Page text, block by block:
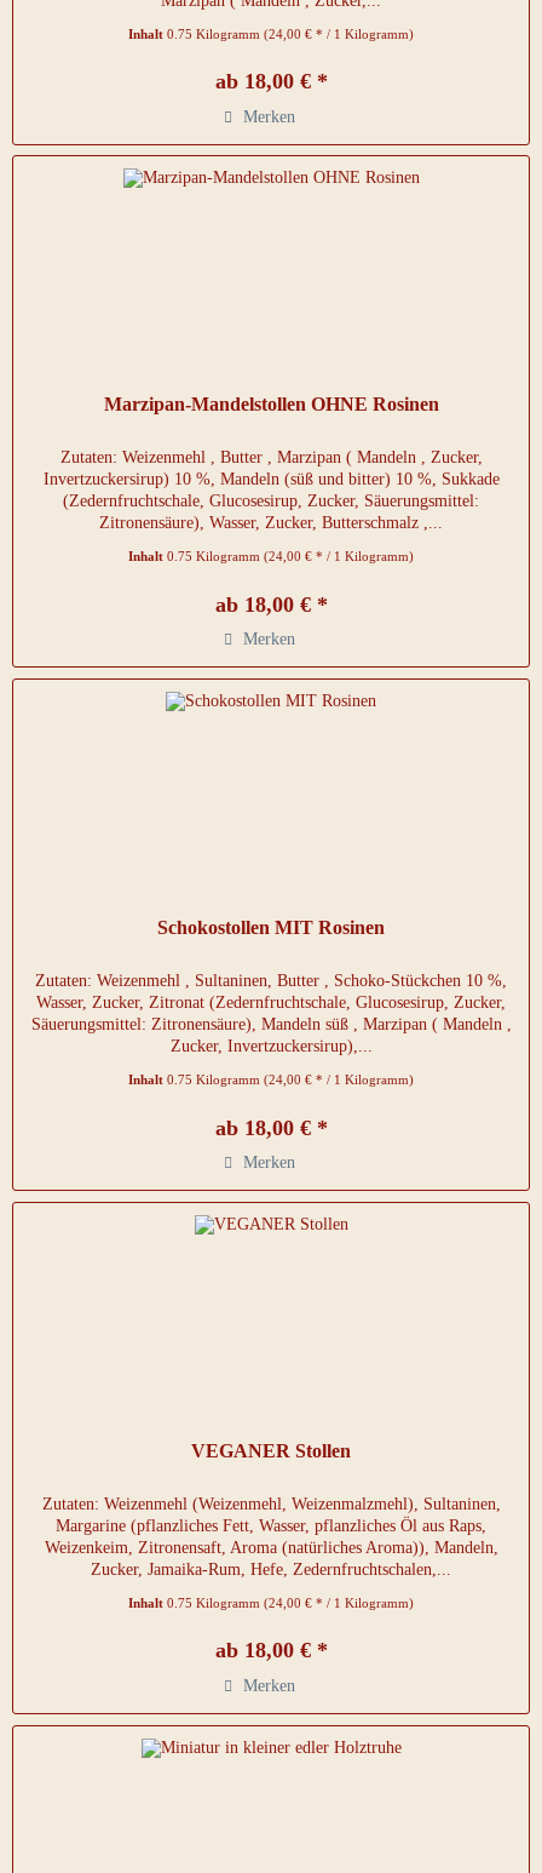
Inhalt0.75 Kilogramm(24,00 € * / 1 Kilogramm)
ab 18,00 € *
Merken
Marzipan-Mandelstollen OHNE Rosinen
Zutaten: Weizenmehl , Butter , Marzipan ( Mandeln , Zucker,
Invertzuckersirup) 10 %, Mandeln (süß und bitter) 10 %, Sukkade
(Zedernfruchtschale, Glucosesirup, Zucker, Säuerungsmittel:
Zitronensäure), Wasser, Zucker, Butterschmalz ,...
Inhalt0.75 Kilogramm(24,00 € * / 1 Kilogramm)
ab 18,00 € *
Merken
Schokostollen MIT Rosinen
Zutaten: Weizenmehl , Sultaninen, Butter , Schoko-Stückchen 10 %,
Wasser, Zucker, Zitronat (Zedernfruchtschale, Glucosesirup, Zucker,
Säuerungsmittel: Zitronensäure), Mandeln süß , Marzipan ( Mandeln ,
Zucker, Invertzuckersirup),...
Inhalt0.75 Kilogramm(24,00 € * / 1 Kilogramm)
ab 18,00 € *
Merken
VEGANER Stollen
Zutaten: Weizenmehl (Weizenmehl, Weizenmalzmehl), Sultaninen,
Margarine (pflanzliches Fett, Wasser, pflanzliches Öl aus Raps,
Weizenkeim, Zitronensaft, Aroma (natürliches Aroma)), Mandeln,
Zucker, Jamaika-Rum, Hefe, Zedernfruchtschalen,...
Inhalt0.75 Kilogramm(24,00 € * / 1 Kilogramm)
ab 18,00 € *
Merken